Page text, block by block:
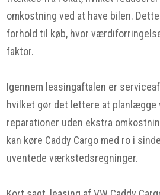
omkostning ved at have bilen.
forhold til køb, hvor
faktor.
Igennem leasingaftalen er
hvilket gør det lettere at planlægge
reparationer uden ekstra
kan køre Caddy Cargo med ro i
uventede værkstedsregninger.